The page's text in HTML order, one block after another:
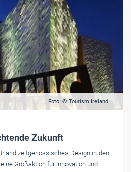
Foto: © Tourism Ireland
Zukunft
zeitgenössisches Design in den
Großaktion für Innovation und